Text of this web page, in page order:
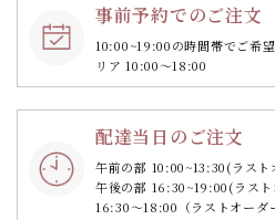
事前予約でのご注文
10:00~19:00の時間帯でご希
リア 10:00～18:00
配達当日のご注文
午前の部 10:00~13:30(ラスト
午後の部 16:30~19:00(ラス
16:30～18:00（ラストオーダ